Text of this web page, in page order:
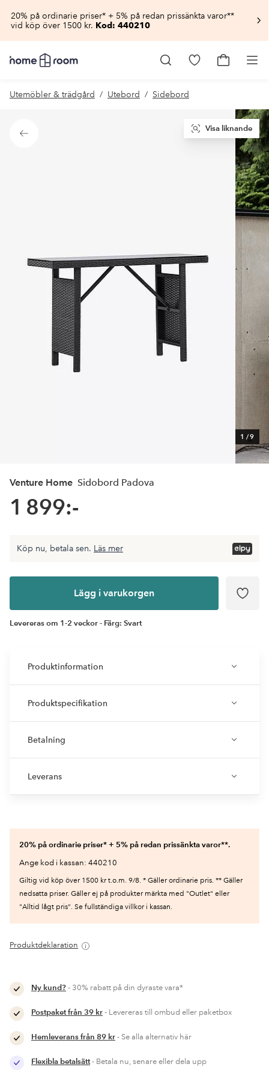
20% på ordinarie priser* + 5% på redan prissänkta varor**
vid köp över 1500 kr. Kod: 440210
Homeroom
–
hemmet
pris
Gå
Gå
Utemöbler & trädgård Utebord Sidebord
Tillbaka
1 /9
Visa liknande
Venture Home Sidobord Padova
1 899:-
Lägg i
Köp nu, betala sen. Läs mer
Lägg i varukorgen
Levereras om 1-2 veckor - Färg: Svart
Produktinformation
Produktspecifikation
Betalning
Leverans
20% på ordinarie priser* + 5% på redan prissänkta varor**.
Ange kod i kassan: 440210
Giltig vid köp över 1500 kr t.o.m. 9/8. * Gäller ordinarie pris. ** Gäller
nedsatta priser. Gäller ej på produkter märkta med "Outlet" eller
"Alltid lågt pris". Se fullständiga villkor i kassan.
Produktdeklaration
Ny kund?- 30% rabatt på din dyraste vara*
Postpaket från 39 kr- Levereras till ombud eller paketbox
Hemleverans från 89 kr- Se alla alternativ här
Flexibla betalsätt- Betala nu, senare eller dela upp